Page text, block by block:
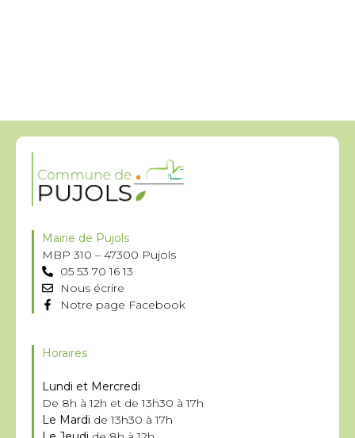
Mairie de Pujols
MBP 310 – 47300 Pujols
05 53 70 16 13
Nous écrire
Notre page Facebook
Horaires
Lundi et Mercredi
De 8h à 12h et de 13h30 à 17h
Le Mardi de 13h30 à 17h